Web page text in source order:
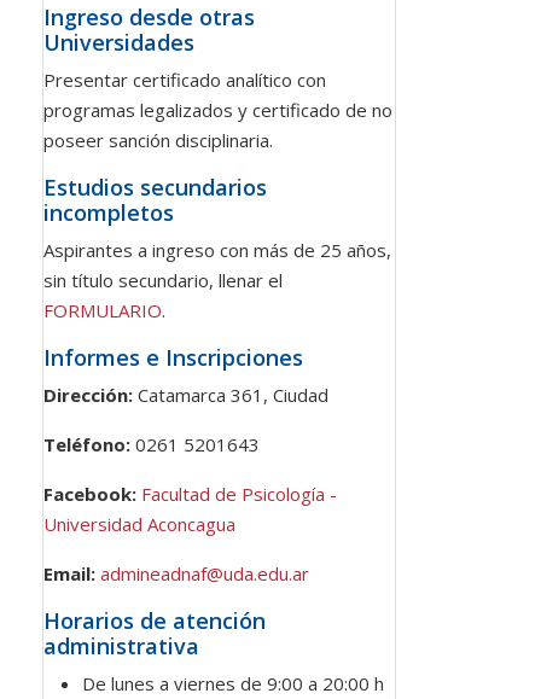
Ingreso desde otras
Universidades
Presentar certificado analítico con
programas legalizados y certificado de no
poseer sanción disciplinaria.
Estudios secundarios
incompletos
Aspirantes a ingreso con más de 25 años,
sin título secundario, llenar el
FORMULARIO.
Informes e Inscripciones
Dirección: Catamarca 361, Ciudad
Teléfono: 0261 5201643
Facebook: Facultad de Psicología -
Universidad Aconcagua
Email: admineadnaf@uda.edu.ar
Horarios de atención
administrativa
De lunes a viernes de 9:00 a 20:00 h